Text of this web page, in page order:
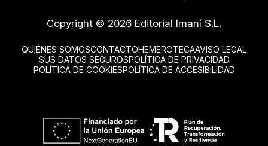
Copyright © 2026 Editorial Imaní S.L.
QUIÉNES SOMOSCONTACTOHEMEROTECAAVISO LEGAL
SUS DATOS SEGUROSPOLÍTICA DE PRIVACIDAD
POLÍTICA DE COOKIESPOLÍTICA DE ACCESIBILIDAD